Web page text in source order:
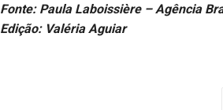
Fonte: Paula Laboissière – Agência
Edição: Valéria Aguiar